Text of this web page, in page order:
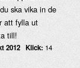
ska vika in de
att fylla ut
till!
2012 Klick: 14